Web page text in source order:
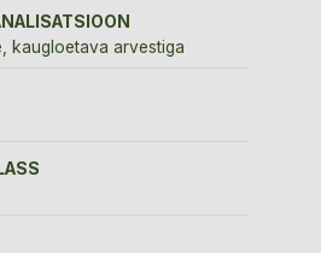
kaugloetava arvestiga